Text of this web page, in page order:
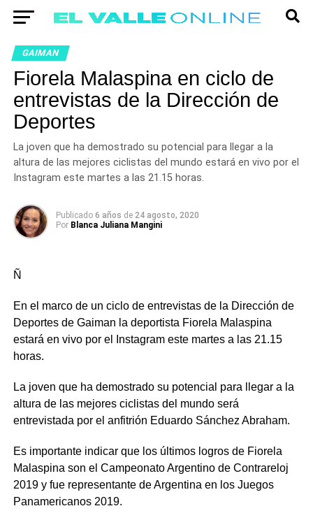
GAIMAN
Fiorela Malaspina en ciclo de
entrevistas de la Dirección de
Deportes
La joven que ha demostrado su potencial para llegar a la
altura de las mejores ciclistas del mundo estará en vivo por el
Instagram este martes a las 21.15 horas.
Publicado 6 años de 24 agosto, 2020
Por Blanca Juliana Mangini
Ñ
En el marco de un ciclo de entrevistas de la Dirección de
Deportes de Gaiman la deportista Fiorela Malaspina
estará en vivo por el Instagram este martes a las 21.15
horas.
La joven que ha demostrado su potencial para llegar a la
altura de las mejores ciclistas del mundo será
entrevistada por el anfitrión Eduardo Sánchez Abraham.
Es importante indicar que los últimos logros de Fiorela
Malaspina son el Campeonato Argentino de Contrareloj
2019 y fue representante de Argentina en los Juegos
Panamericanos 2019.